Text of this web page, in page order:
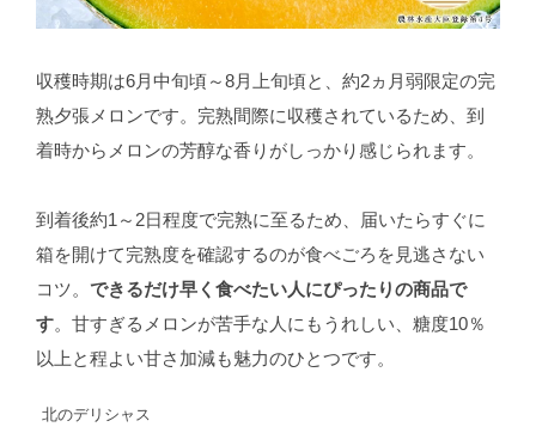
収穫時期は6月中旬頃～8月上旬頃と、約2ヵ月弱限定の完
熟夕張メロンです。完熟間際に収穫されているため、到
着時からメロンの芳醇な香りがしっかり感じられます。
到着後約1～2日程度で完熟に至るため、届いたらすぐに
箱を開けて完熟度を確認するのが食べごろを見逃さない
コツ。 できるだけ早く食べたい人にぴったりの商品で
す。甘すぎるメロンが苦手な人にもうれしい、糖度10％
以上と程よい甘さ加減も魅力のひとつです。
北のデリシャス